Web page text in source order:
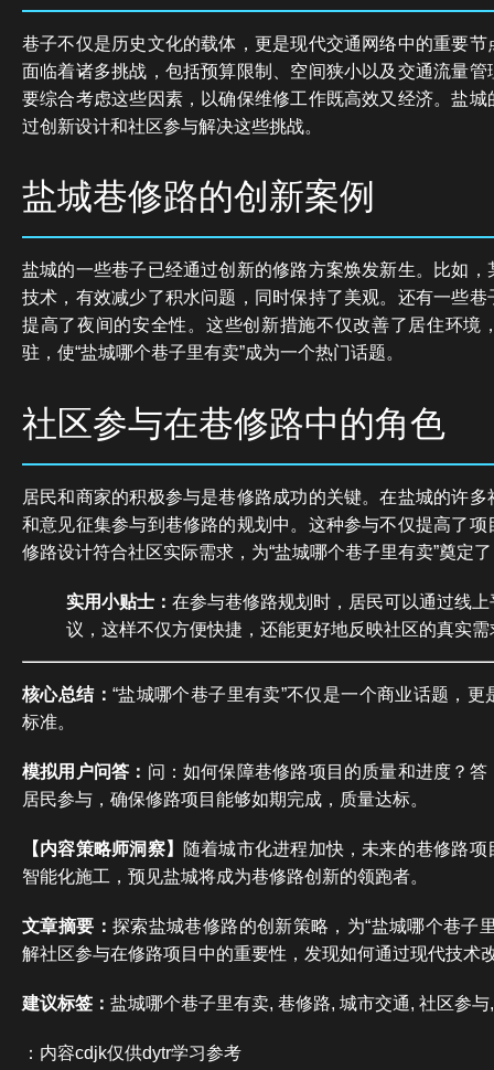
巷子不仅是历史文化的载体，更是现代交通网络中的重要
面临着诸多挑战，包括预算限制、空间狭小以及交通流量
要综合考虑这些因素，以确保维修工作既高效又经济。盐
过创新设计和社区参与解决这些挑战。
盐城巷修路的创新案例
盐城的一些巷子已经通过创新的修路方案焕发新生。比如
技术，有效减少了积水问题，同时保持了美观。还有一些
提高了夜间的安全性。这些创新措施不仅改善了居住环境
驻，使“盐城哪个巷子里有卖”成为一个热门话题。
社区参与在巷修路中的角色
居民和商家的积极参与是巷修路成功的关键。在盐城的许
和意见征集参与到巷修路的规划中。这种参与不仅提高了
修路设计符合社区实际需求，为“盐城哪个巷子里有卖”奠定
实用小贴士： 在参与巷修路规划时，居民可以通过线
议，这样不仅方便快捷，还能更好地反映社区的真实需
核心总结： “盐城哪个巷子里有卖”不仅是一个商业话题，
标准。
模拟用户问答： 问：如何保障巷修路项目的质量和进度？
居民参与，确保修路项目能够如期完成，质量达标。
【内容策略师洞察】
随着城市化进程加快，未来的巷修路
智能化施工，预见盐城将成为巷修路创新的领跑者。
文章摘要： 探索盐城巷修路的创新策略，为“盐城哪个巷子
解社区参与在修路项目中的重要性，发现如何通过现代技术
建议标签： 盐城哪个巷子里有卖, 巷修路, 城市交通, 社区参与
：内容cdjk仅供dytr学习参考